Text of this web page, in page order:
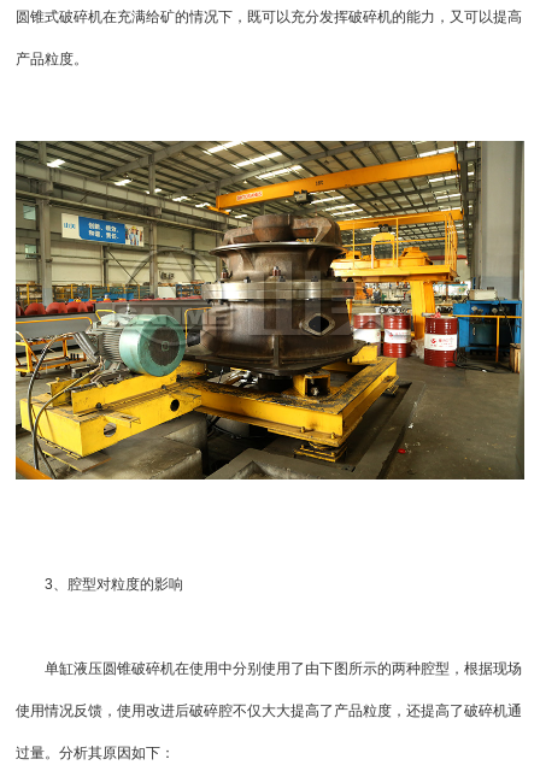
圆锥式破碎机在充满给矿的情况下，既可以充分发挥破碎机的能力，又可以提高
产品粒度。
3、腔型对粒度的影响
单缸液压圆锥破碎机在使用中分别使用了由下图所示的两种腔型，根据现场
使用情况反馈，使用改进后破碎腔不仅大大提高了产品粒度，还提高了破碎机通
过量。分析其原因如下：